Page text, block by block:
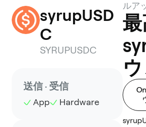
syrupUSD
C
SYRUPUSDC
送信 · 受信
App Hardware
ルア